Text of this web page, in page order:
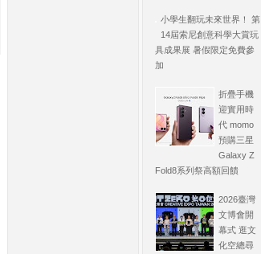
小學生翻玩未來世界！ 第
14屆索尼創意科學大賞玩
具成果展 暑假限定免費參
加
折疊手機
迎實用時
代 momo
預購三星
Galaxy Z
Fold8系列祭高額回饋
2026臺灣
文博會開
幕式 逛文
化空總尋